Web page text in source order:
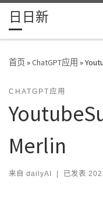
Skip to content
日日新
首页»ChatGPT应用 »
CHATGPT应用
Merlin
来自 dailyAI | 已发表